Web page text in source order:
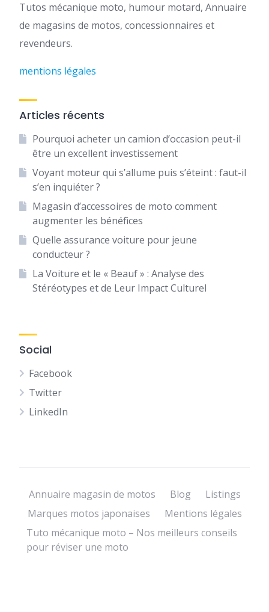
Tutos mécanique moto, humour motard, Annuaire
de magasins de motos, concessionnaires et
revendeurs.
mentions légales
Articles récents
Pourquoi acheter un camion d’occasion peut-il
être un excellent investissement
Voyant moteur qui s’allume puis s’éteint : faut-il
s’en inquiéter ?
Magasin d’accessoires de moto comment
augmenter les bénéfices
Quelle assurance voiture pour jeune
conducteur ?
La Voiture et le « Beauf » : Analyse des
Stéréotypes et de Leur Impact Culturel
Social
Facebook
Twitter
LinkedIn
Annuaire magasin de motos Blog
Listings
Marques motos japonaises
Mentions légales
Tuto mécanique moto – Nos meilleurs conseils
pour réviser une moto